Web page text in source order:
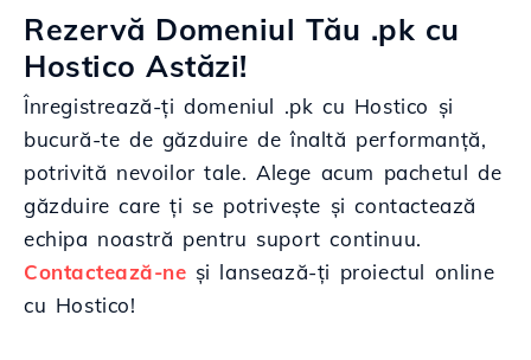
Rezervă Domeniul Tău .pk cu
Hostico Astăzi!
Înregistrează-ți domeniul .pk cu Hostico și
bucură-te de găzduire de înaltă performanță,
potrivită nevoilor tale. Alege acum pachetul de
găzduire care ți se potrivește și contactează
echipa noastră pentru suport continuu.
Contactează-ne și lansează-ți proiectul online
cu Hostico!